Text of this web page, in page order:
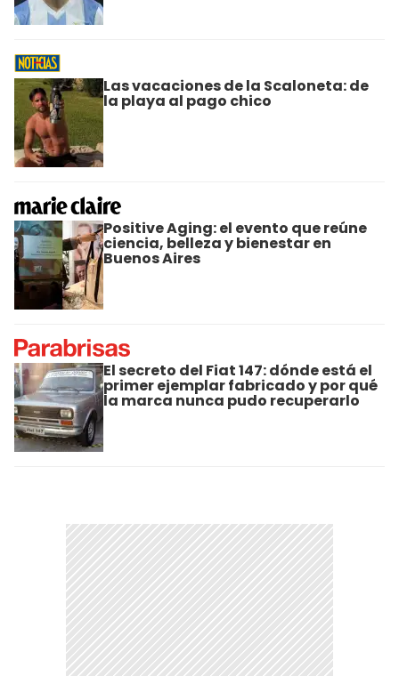
Las vacaciones de la Scaloneta: de
la playa al pago chico
Positive Aging: el evento que reúne
ciencia, belleza y bienestar en
Buenos Aires
El secreto del Fiat 147: dónde está el
primer ejemplar fabricado y por qué
la marca nunca pudo recuperarlo